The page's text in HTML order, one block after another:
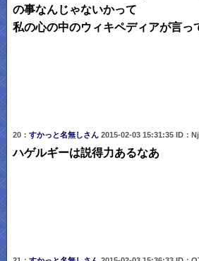
の事なんじゃないかって
私の心の中のウィキペディアが言っ
20： すかっと名無しさん 2015-02-03 15:31:35 ID：
ハゲルギーは説得力あるなあ